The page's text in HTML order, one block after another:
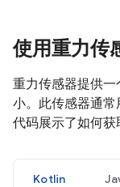
使用重力传
重力传感器提供
小。此传感器通
代码展示了如何获
Kotlin